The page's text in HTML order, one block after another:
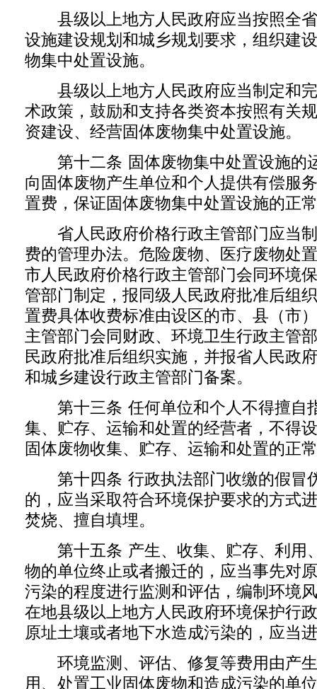
县级以上地方人民政府应当按照全
设施建设规划和城乡规划要求，组织建
物集中处置设施。
县级以上地方人民政府应当制定和
术政策，鼓励和支持各类资本按照有关
资建设、经营固体废物集中处置设施。
第十二条 固体废物集中处置设施的
向固体废物产生单位和个人提供有偿服
置费，保证固体废物集中处置设施的正
省人民政府价格行政主管部门应当
费的管理办法。危险废物、医疗废物处
市人民政府价格行政主管部门会同环境
管部门制定，报同级人民政府批准后组
置费具体收费标准由设区的市、县（市
主管部门会同财政、环境卫生行政主管
民政府批准后组织实施，并报省人民政
和城乡建设行政主管部门备案。
第十三条 任何单位和个人不得擅自
集、贮存、运输和处置的经营者，不得
固体废物收集、贮存、运输和处置的正
第十四条 行政执法部门收缴的假冒
的，应当采取符合环境保护要求的方式
焚烧、擅自填埋。
第十五条 产生、收集、贮存、利用
物的单位终止或者搬迁的，应当事先对
污染的程度进行监测和评估，编制环境
在地县级以上地方人民政府环境保护行
原址土壤或者地下水造成污染的，应当
环境监测、评估、修复等费用由产
用、处置工业固体废物和造成污染的单